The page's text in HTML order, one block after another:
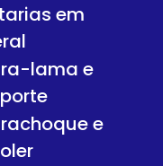
em
lama e
e